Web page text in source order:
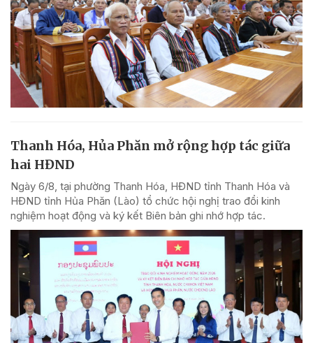
Thanh Hóa, Hủa Phăn mở rộng hợp tác giữa
hai HĐND
Ngày 6/8, tại phường Thanh Hóa, HĐND tỉnh Thanh Hóa và
HĐND tỉnh Hủa Phăn (Lào) tổ chức hội nghị trao đổi kinh
nghiệm hoạt động và ký kết Biên bản ghi nhớ hợp tác.